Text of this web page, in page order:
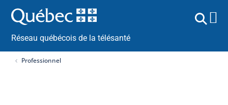
Réseau québécois de la télésanté
Professionnel